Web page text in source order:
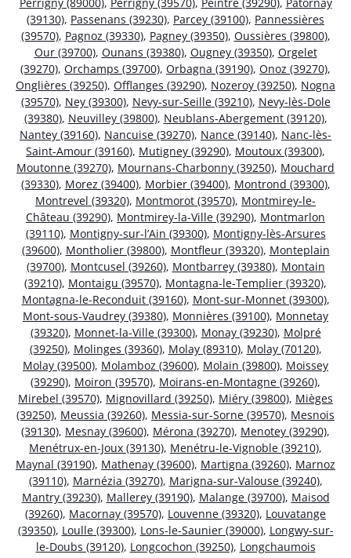
(39130), Passenans (39230), Parcey (39100), Pannessières
(39570), Pagnoz (39330), Pagney (39350), Oussières (39800),
Our (39700), Ounans (39380), Ougney (39350), Orgelet
(39270), Orchamps (39700), Orbagna (39190), Onoz (39270),
Onglières (39250), Offlanges (39290), Nozeroy (39250), Nogna
(39570), Ney (39300), Nevy-sur-Seille (39210), Nevy-lès-Dole
(39380), Neuvilley (39800), Neublans-Abergement (39120),
Nantey (39160), Nancuise (39270), Nance (39140), Nanc-lès-
Saint-Amour (39160), Mutigney (39290), Moutoux (39300),
Moutonne (39270), Mournans-Charbonny (39250), Mouchard
(39330), Morez (39400), Morbier (39400), Montrond (39300),
Montrevel (39320), Montmorot (39570), Montmirey-le-
Château (39290), Montmirey-la-Ville (39290), Montmarlon
(39110), Montigny-sur-l’Ain (39300), Montigny-lès-Arsures
(39600), Montholier (39800), Montfleur (39320), Monteplain
(39700), Montcusel (39260), Montbarrey (39380), Montain
(39210), Montaigu (39570), Montagna-le-Templier (39320),
Montagna-le-Reconduit (39160), Mont-sur-Monnet (39300),
Mont-sous-Vaudrey (39380), Monnières (39100), Monnetay
(39320), Monnet-la-Ville (39300), Monay (39230), Molpré
(39250), Molinges (39360), Molay (89310), Molay (70120),
Molay (39500), Molamboz (39600), Molain (39800), Moissey
(39290), Moiron (39570), Moirans-en-Montagne (39260),
Mirebel (39570), Mignovillard (39250), Miéry (39800), Mièges
(39250), Meussia (39260), Messia-sur-Sorne (39570), Mesnois
(39130), Mesnay (39600), Mérona (39270), Menotey (39290),
Menétrux-en-Joux (39130), Menétru-le-Vignoble (39210),
Maynal (39190), Mathenay (39600), Martigna (39260), Marnoz
(39110), Marnézia (39270), Marigna-sur-Valouse (39240),
Mantry (39230), Mallerey (39190), Malange (39700), Maisod
(39260), Macornay (39570), Louvenne (39320), Louvatange
(39350), Loulle (39300), Lons-le-Saunier (39000), Longwy-sur-
le-Doubs (39120), Longcochon (39250), Longchaumois